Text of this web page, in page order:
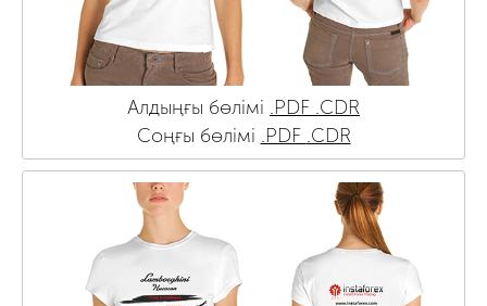
Алдыңғы бөлімі .PDF .CDR
Соңғы бөлімі .PDF .CDR